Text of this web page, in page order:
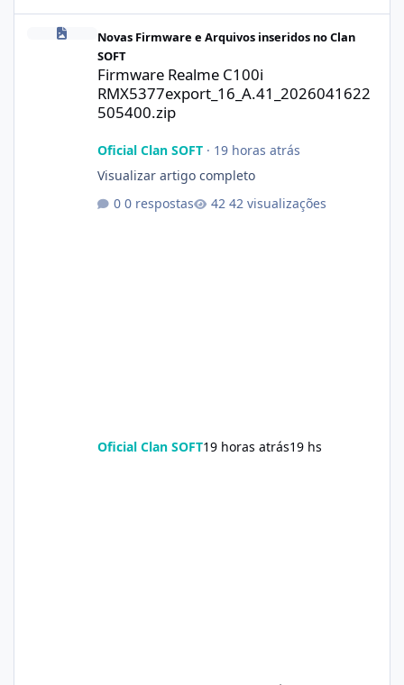
Novas Firmware e Arquivos inseridos no Clan
SOFT
Firmware Realme C100i
RMX5377export_16_A.41_2026041622
505400.zip
Oficial Clan SOFT· 19 horas atrás
Visualizar artigo completo
0 respostas
42 visualizações
Oficial Clan SOFT19 horas atrás19 hs